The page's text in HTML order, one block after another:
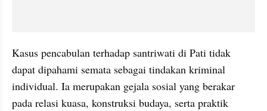
Kasus pencabulan terhadap santriwati di Pati tidak
dapat dipahami semata sebagai tindakan kriminal
individual. Ia merupakan gejala sosial yang berakar
pada relasi kuasa, konstruksi budaya, serta praktik